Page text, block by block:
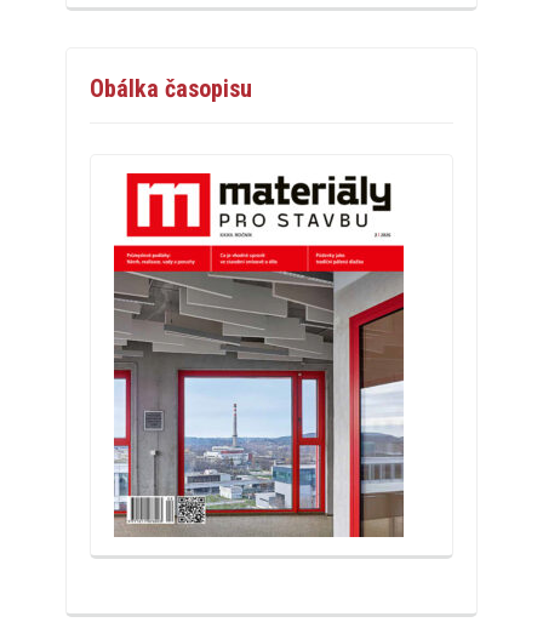
Obálka časopisu